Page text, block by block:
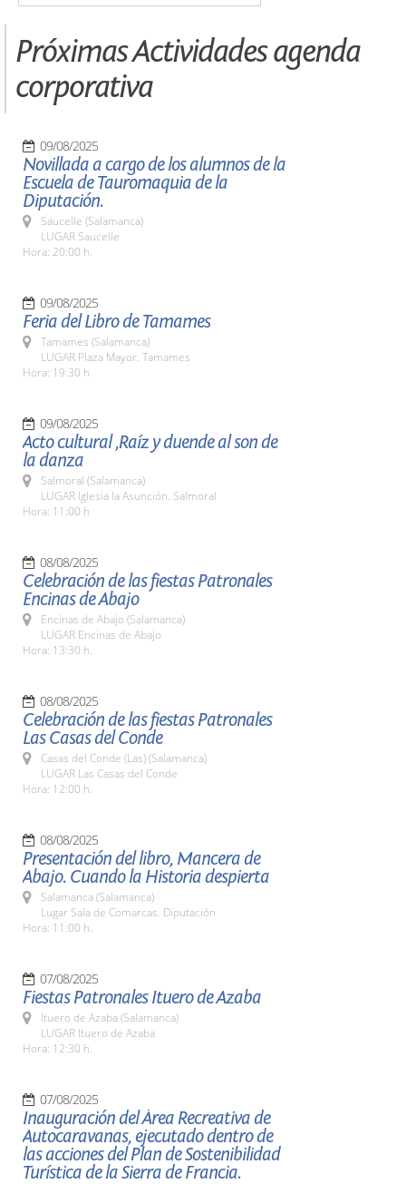
Próximas Actividades agenda
corporativa
09/08/2025
Novillada a cargo de los alumnos de la
Escuela de Tauromaquia de la
Diputación.
Saucelle (Salamanca)
LUGAR Saucelle
Hora: 20:00 h.
09/08/2025
Feria del Libro de Tamames
Tamames (Salamanca)
LUGAR Plaza Mayor. Tamames
Hora: 19:30 h
09/08/2025
Acto cultural ,Raíz y duende al son de
la danza
Salmoral (Salamanca)
LUGAR Iglesia la Asunción. Salmoral
Hora: 11:00 h
08/08/2025
Celebración de las fiestas Patronales
Encinas de Abajo
Encinas de Abajo (Salamanca)
LUGAR Encinas de Abajo
Hora: 13:30 h.
08/08/2025
Celebración de las fiestas Patronales
Las Casas del Conde
Casas del Conde (Las) (Salamanca)
LUGAR Las Casas del Conde
Hora: 12:00 h.
08/08/2025
Presentación del libro, Mancera de
Abajo. Cuando la Historia despierta
Salamanca (Salamanca)
Lugar Sala de Comarcas. Diputación
Hora: 11:00 h.
07/08/2025
Fiestas Patronales Ituero de Azaba
Ituero de Azaba (Salamanca)
LUGAR Ituero de Azaba
Hora: 12:30 h.
07/08/2025
Inauguración del Área Recreativa de
Autocaravanas, ejecutado dentro de
las acciones del Plan de Sostenibilidad
Turística de la Sierra de Francia.